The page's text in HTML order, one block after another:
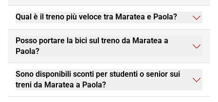
Qual è il treno più veloce tra Maratea e Paola?
Posso portare la bici sul treno da Maratea a
Paola?
Sono disponibili sconti per studenti o senior sui
treni da Maratea a Paola?